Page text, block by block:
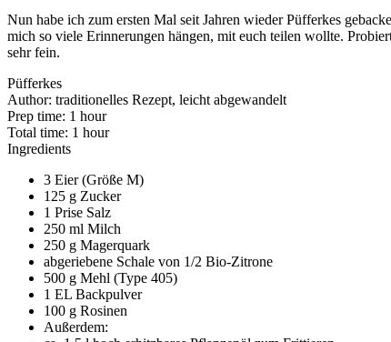
Nun habe ich zum ersten Mal seit Jahren wieder Püfferkes
mich so viele Erinnerungen hängen, mit euch teilen wollte.
sehr fein.
Püfferkes
Author: traditionelles Rezept, leicht abgewandelt
Prep time: 1 hour
Total time: 1 hour
Ingredients
3 Eier (Größe M)
125 g Zucker
1 Prise Salz
250 ml Milch
250 g Magerquark
abgeriebene Schale von 1/2 Bio-Zitrone
500 g Mehl (Type 405)
1 EL Backpulver
100 g Rosinen
Außerdem: